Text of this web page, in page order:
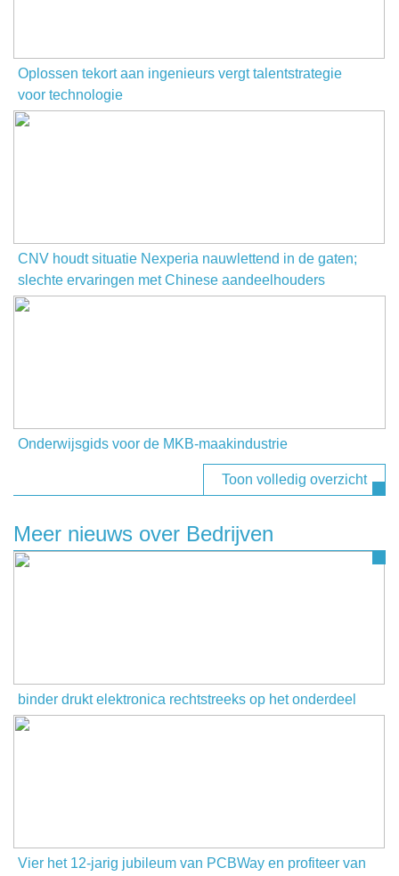
Oplossen tekort aan ingenieurs vergt talentstrategie
voor technologie
CNV houdt situatie Nexperia nauwlettend in de gaten;
slechte ervaringen met Chinese aandeelhouders
Onderwijsgids voor de MKB-maakindustrie
Toon volledig overzicht
Meer nieuws over Bedrijven
binder drukt elektronica rechtstreeks op het onderdeel
Vier het 12-jarig jubileum van PCBWay en profiteer van